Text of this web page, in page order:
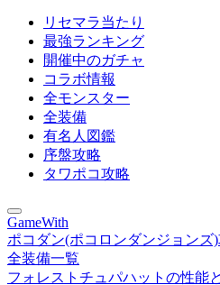
リセマラ当たり
最強ランキング
開催中のガチャ
コラボ情報
全モンスター
全装備
有名人図鑑
序盤攻略
タワポコ攻略
GameWith
ポコダン(ポコロンダンジョンズ
全装備一覧
フォレストチュパハットの性能